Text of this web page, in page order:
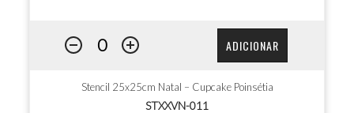
ADICIONAR
Stencil 25x25cm Natal – Cupcake Poinsétia
STXXVN-011